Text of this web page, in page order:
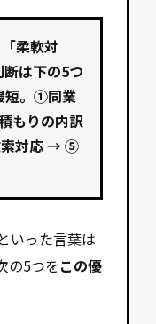
「柔軟対
は下の5つ
短。①同業
もりの内訳
対応 → ⑤
いった言葉は
の5つをこの優